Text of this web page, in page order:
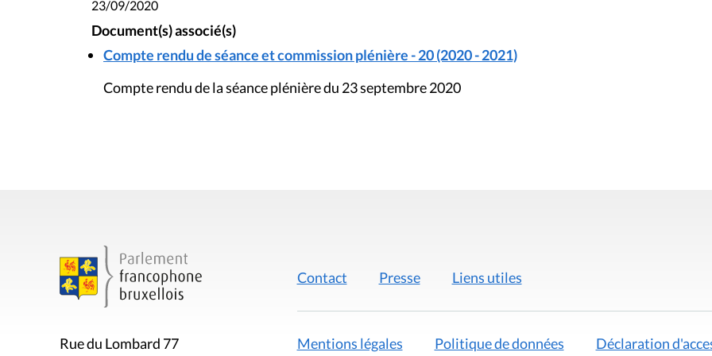
23/09/2020
Document(s) associé(s)
Compte rendu de séance et commission plénière - 20 (2020 - 2021)
Compte rendu de la séance plénière du 23 septembre 2020
Rue du Lombard 77
Contact Presse Liens utiles
Mentions légales Politique de données Déclaration